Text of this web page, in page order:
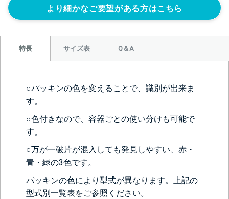
正面側の下部にノズルをつける
ニップル
1/4’(+22440円)
ニップル
ニップル
ソケット
1/4’(+22440円)
ソケット
3/8’(+22440円)
ソケット
1/2’(+22440円)
1S’(+22440円)
1.5S’(+22440円)
より細かなご要望がある方はこちら
特長 サイズ表 Q＆A
○パッキンの色を変えることで、識別が出来ま
す。
○色付きなので、容器ごとの使い分けも可能で
す。
○万が一破片が混入しても発見しやすい、赤・
青・緑の3色です。
パッキンの色により型式が異なります。上記の
型式別一覧表をご参照ください。